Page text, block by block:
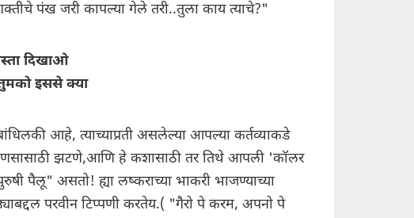
पंख जरी कापल्या गेले तरी..तुला काय त्याचे?"
दिखाओ
इससे क्या
आहे, त्याच्याप्रती असलेल्या आपल्या कर्तव्याकडे
झटणे,आणि हे कशासाठी तर तिथे आपली 'कॉलर
पैलू" असतो! ह्या लष्कराच्या भाकरी भाजण्याच्या
परवीन टिप्पणी करतेय.( "गैरो पे करम, अपनो पे